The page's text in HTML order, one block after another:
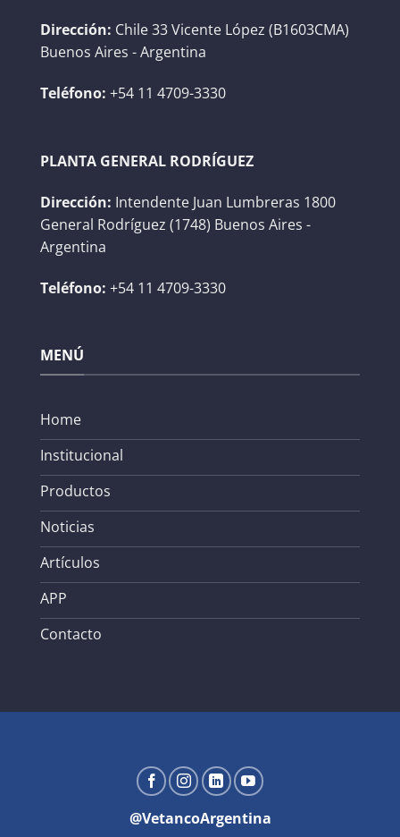
Dirección: Chile 33 Vicente López (B1603CMA)
Buenos Aires - Argentina
Teléfono: +54 11 4709-3330
PLANTA GENERAL RODRÍGUEZ
Dirección: Intendente Juan Lumbreras 1800
General Rodríguez (1748) Buenos Aires -
Argentina
Teléfono: +54 11 4709-3330
MENÚ
Home
Institucional
Productos
Noticias
Artículos
APP
Contacto
@VetancoArgentina